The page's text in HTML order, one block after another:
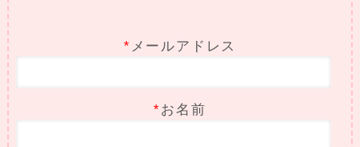
* メールアドレス
*お名前